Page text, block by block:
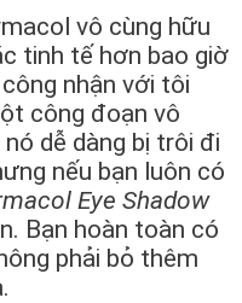
vô cùng hữu
tinh tế hơn bao giờ
nhận với tôi
công đoạn vô
dễ dàng bị trôi đi
nếu bạn luôn có
Eye Shadow
Bạn hoàn toàn có
phải bỏ thêm